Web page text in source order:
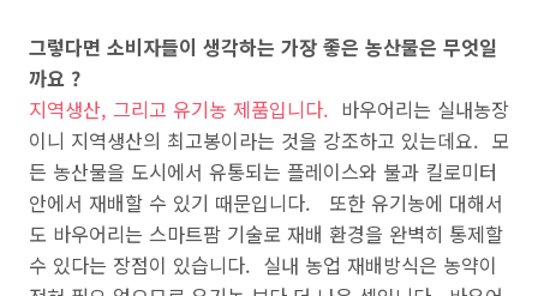
그렇다면 소비자들이 생각하는 가장 좋은 농산물은 무엇일
까요 ?
지역생산, 그리고 유기농 제품입니다. 바우어리는 실내농장
이니 지역생산의 최고봉이라는 것을 강조하고 있는데요. 모
든 농산물을 도시에서 유통되는 플레이스와 불과 킬로미터
안에서 재배할 수 있기 때문입니다. 또한 유기농에 대해서
도 바우어리는 스마트팜 기술로 재배 환경을 완벽히 통제할
수 있다는 장점이 있습니다. 실내 농업 재배방식은 농약이